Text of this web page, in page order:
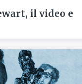
il video e